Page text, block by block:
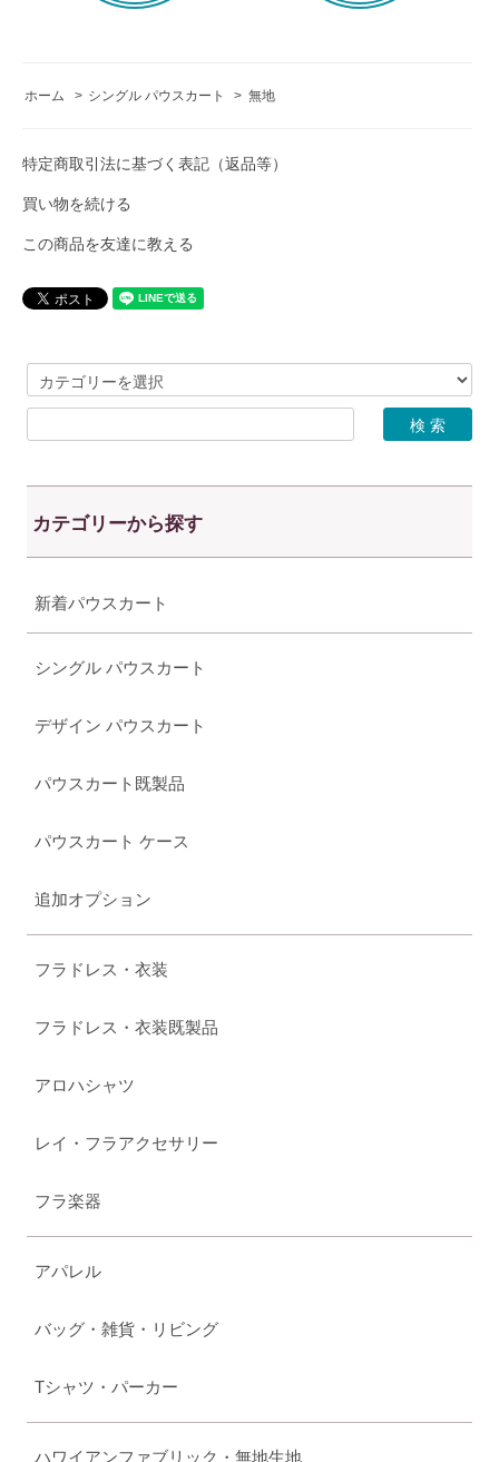
ホーム > シングル パウスカート > 無地
特定商取引法に基づく表記（返品等）
買い物を続ける
この商品を友達に教える
カテゴリーから探す
新着パウスカート
シングル パウスカート
デザイン パウスカート
パウスカート既製品
パウスカート ケース
追加オプション
フラドレス・衣装
フラドレス・衣装既製品
アロハシャツ
レイ・フラアクセサリー
フラ楽器
アパレル
バッグ・雑貨・リビング
Tシャツ・パーカー
ハワイアンファブリック・無地生地